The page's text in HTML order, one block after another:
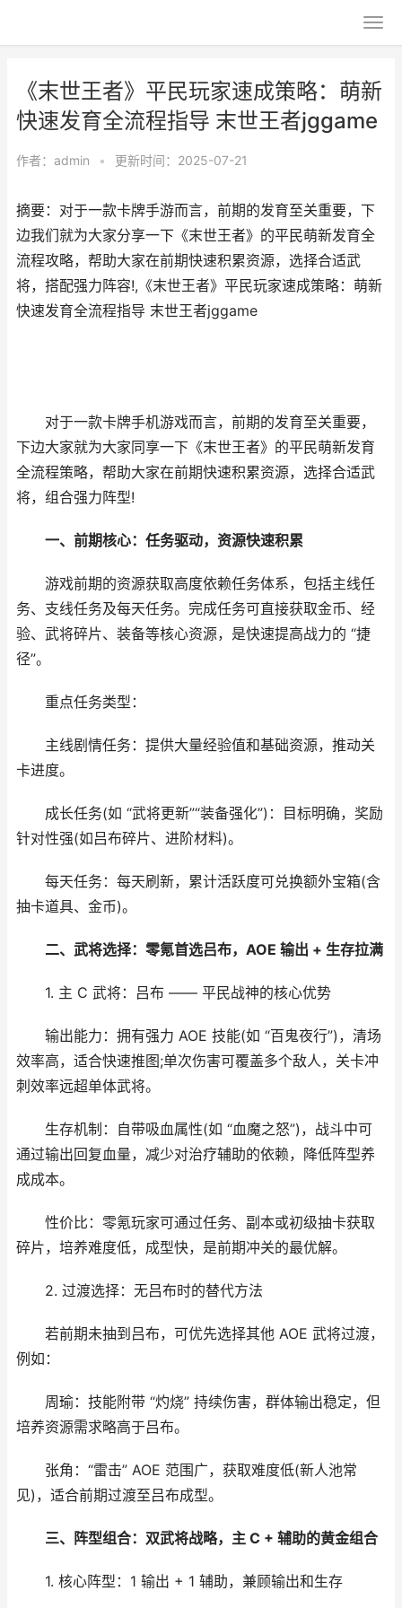
《末世王者》平民玩家速成策略：萌新
快速发育全流程指导 末世王者jggame
作者： admin • 更新时间：2025-07-21
摘要：对于一款卡牌手游而言，前期的发育至关重要，下
边我们就为大家分享一下《末世王者》的平民萌新发育全
流程攻略，帮助大家在前期快速积累资源，选择合适武
将，搭配强力阵容!,《末世王者》平民玩家速成策略：萌新
快速发育全流程指导 末世王者jggame
对于一款卡牌手机游戏而言，前期的发育至关重要，
下边大家就为大家同享一下《末世王者》的平民萌新发育
全流程策略，帮助大家在前期快速积累资源，选择合适武
将，组合强力阵型!
一、前期核心：任务驱动，资源快速积累
游戏前期的资源获取高度依赖任务体系，包括主线任
务、支线任务及每天任务。完成任务可直接获取金币、经
验、武将碎片、装备等核心资源，是快速提高战力的 “捷
径”。
重点任务类型：
主线剧情任务：提供大量经验值和基础资源，推动关
卡进度。
成长任务(如 “武将更新”“装备强化”)：目标明确，奖励
针对性强(如吕布碎片、进阶材料)。
每天任务：每天刷新，累计活跃度可兑换额外宝箱(含
抽卡道具、金币)。
二、武将选择：零氪首选吕布，AOE 输出 + 生存拉满
1. 主 C 武将：吕布 —— 平民战神的核心优势
输出能力：拥有强力 AOE 技能(如 “百鬼夜行”)，清场
效率高，适合快速推图;单次伤害可覆盖多个敌人，关卡冲
刺效率远超单体武将。
生存机制：自带吸血属性(如 “血魔之怒”)，战斗中可
通过输出回复血量，减少对治疗辅助的依赖，降低阵型养
成成本。
性价比：零氪玩家可通过任务、副本或初级抽卡获取
碎片，培养难度低，成型快，是前期冲关的最优解。
2. 过渡选择：无吕布时的替代方法
若前期未抽到吕布，可优先选择其他 AOE 武将过渡，
例如：
周瑜：技能附带 “灼烧” 持续伤害，群体输出稳定，但
培养资源需求略高于吕布。
张角：“雷击” AOE 范围广，获取难度低(新人池常
见)，适合前期过渡至吕布成型。
三、阵型组合：双武将战略，主 C + 辅助的黄金组合
1. 核心阵型：1 输出 + 1 辅助，兼顾输出和生存